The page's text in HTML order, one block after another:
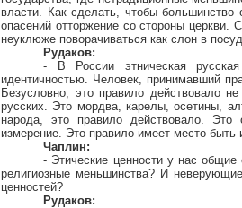
власти. Как сделать, чтобы
опасений отторжение со стороны церкви.
неуклюже поворачиваться как слон в
Рудаков:
- В России этническая
идентичностью. Человек, принимавший
Безусловно, это правило действовало
русских. Это мордва, карелы, осетины,
народа, это правило действовало. Это
измерение. Это правило имеет место быть
Чаплин:
- Этические ценности у нас
религиозные меньшинства? И
ценностей?
Рудаков: